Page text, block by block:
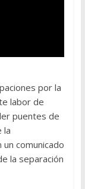
por la
labor de
puentes de
la
comunicado
la separación